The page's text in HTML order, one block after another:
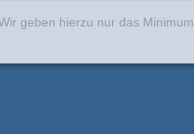
geben hierzu nur das Minimum